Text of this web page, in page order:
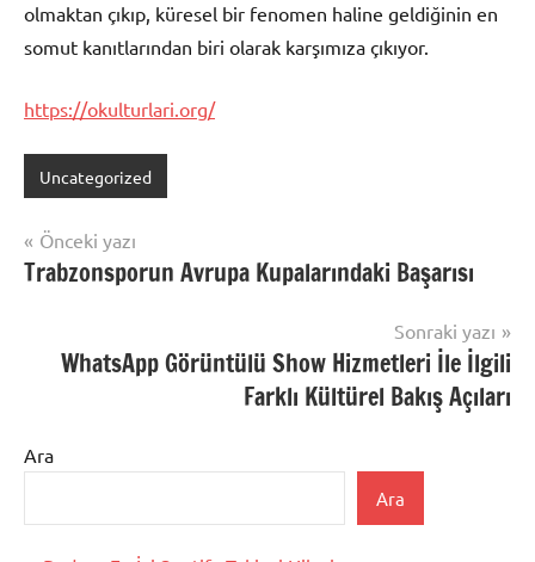
olmaktan çıkıp, küresel bir fenomen haline geldiğinin en
somut kanıtlarından biri olarak karşımıza çıkıyor.
https://okulturlari.org/
Uncategorized
Yazı
gezinmesi
Önceki yazı
Trabzonsporun Avrupa Kupalarındaki Başarısı
Sonraki yazı
WhatsApp Görüntülü Show Hizmetleri İle İlgili
Farklı Kültürel Bakış Açıları
Ara
Ara